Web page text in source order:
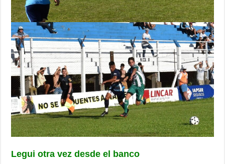
Legui otra vez desde el banco